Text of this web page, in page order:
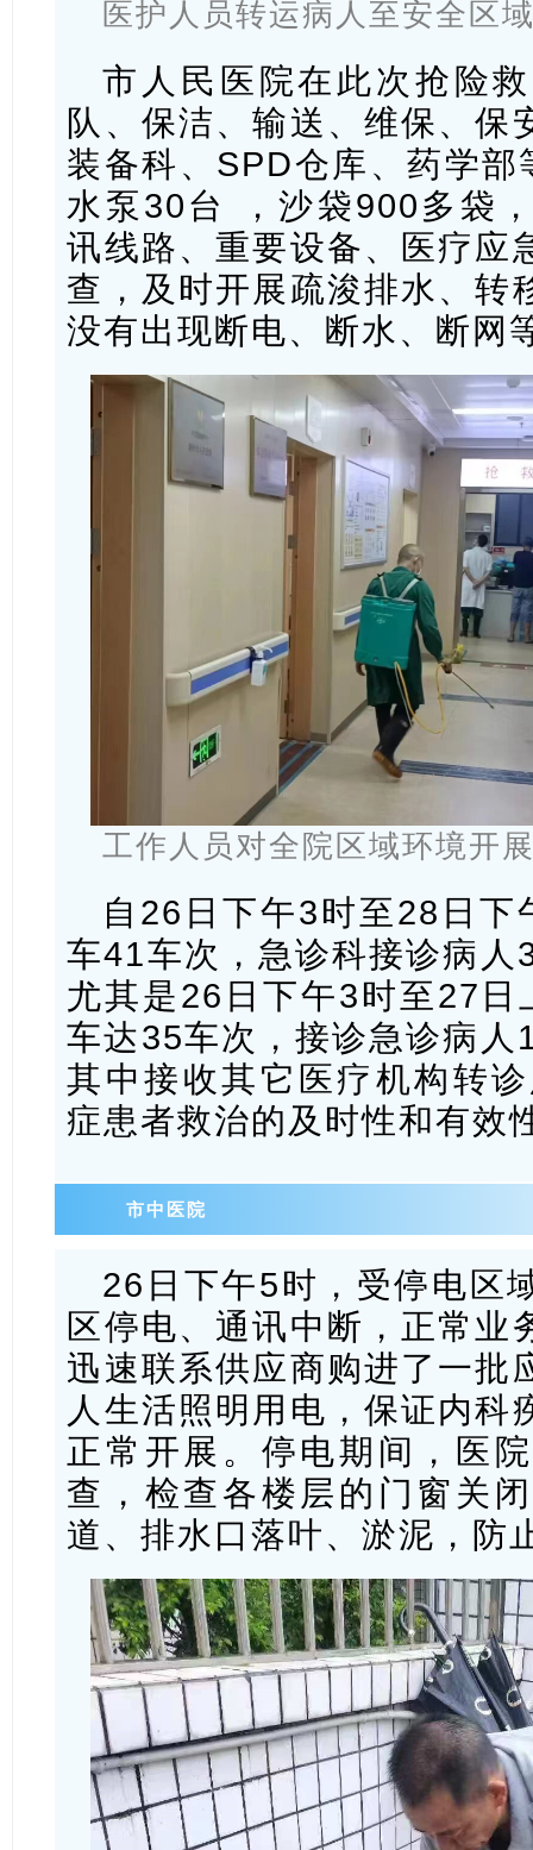
医护人员转运病人至安全区
市人民医院在此次抢险
队、保洁、输送、维保、保
装备科、SPD仓库、药学
水泵30台 ，沙袋900多袋
讯线路、重要设备、医疗应
查，及时开展疏浚排水、转
没有出现断电、断水、断网
工作人员对全院区域环境开
自26日下午3时至28日
车41车次，急诊科接诊病
尤其是26日下午3时至27
车达35车次，接诊急诊病
其中接收其它医疗机构转
症患者救治的及时性和有效
市中医院
26日下午5时，受停电区
区停电、通讯中断，正常业
迅速联系供应商购进了一批
人生活照明用电，保证内科
正常开展。停电期间，医
查，检查各楼层的门窗关
道、排水口落叶、淤泥，防